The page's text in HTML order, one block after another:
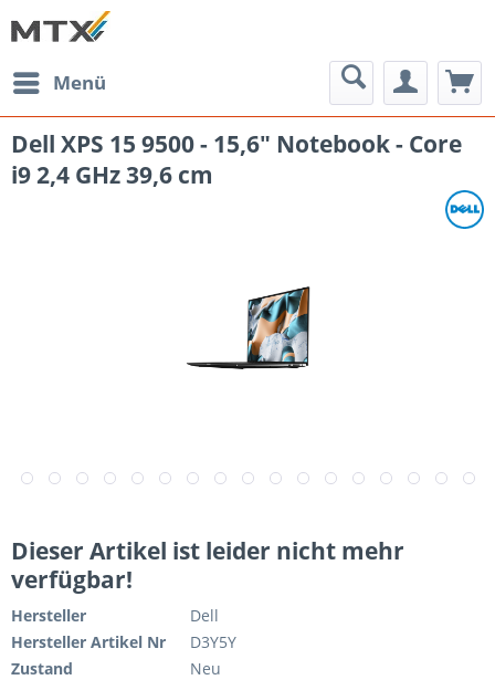
Menü
Dell XPS 15 9500 - 15,6" Notebook - Core
i9 2,4 GHz 39,6 cm
Dieser Artikel ist leider nicht mehr
verfügbar!
Hersteller
Dell
Hersteller Artikel Nr
D3Y5Y
Zustand
Neu